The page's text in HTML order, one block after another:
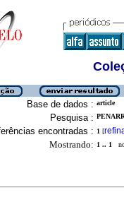
Base de dados : article
Pesquisa :
encontradas : 1 [
Mostrando: 1 .. 1